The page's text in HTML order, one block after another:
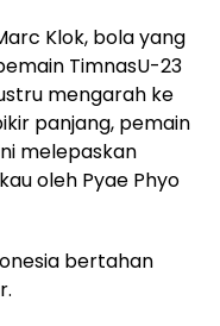
Klok, bola yang
TimnasU-23
mengarah ke
panjang, pemain
melepaskan
oleh Pyae Phyo
bertahan